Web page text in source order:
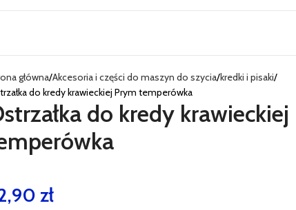
główna Akcesoria i części do maszyn do szycia kredki i pisaki
do kredy krawieckiej Prym temperówka
do kredy
zł